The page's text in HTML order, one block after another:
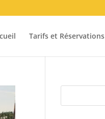
Tarifs et Réservations